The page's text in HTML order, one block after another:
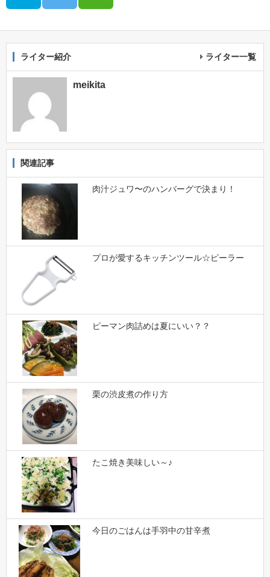
ライター紹介 ライター一覧
meikita
関連記事
肉汁ジュワ〜のハンバーグで決まり！
プロが愛するキッチンツール☆ピーラー
ピーマン肉詰めは夏にいい？？
栗の渋皮煮の作り方
たこ焼き美味しい～♪
今日のごはんは手羽中の甘辛煮